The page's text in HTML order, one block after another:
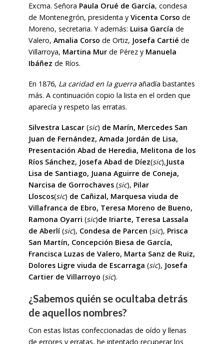
Excma. Señora Paula Orué de García, condesa
de Montenegrón, presidenta y Vicenta Corso de
Moreno, secretaria. Y además: Luisa García de
Valero, Amalia Corso de Ortiz, Josefa Cartié de
Villarroya, Martina Murde Pérez y Manuela
Ibáñez de Ríos.
En 1876, La caridad en la guerraañadía bastantes
más. A continuación copio la lista en el orden que
aparecía y respeto las erratas.
Silvestra Lascar(sic) de Marín, Mercedes San
Juan de Fernández, Amada Jordán de Lisa,
Presentación Abad de Heredia, Melitona de los
Ríos Sánchez, Josefa Abad de Díez(sic),Justa
Lisa de Santiago, Juana Aguirre de Coneja,
Narcisa de Gorrochaves(sic), Pilar
Lloscos(sic) de Cañizal, Marquesa viuda de
Villafranca de Ebro, Teresa Moreno de Bueno,
Ramona Oyarri (sic)de Iriarte, Teresa Lassala
de Aberlí(sic), Condesa de Parcen (sic), Prisca
San Martín, Concepción Biesa de García,
Francisca Luzas de Valero, Marta Sanz de Ruiz,
Dolores Ligre viuda de Escarraga (sic), Josefa
Cartier de Villarroyo (sic).
¿Sabemos quién se ocultaba detrás
de aquellos nombres?
Con estas listas confeccionadas de oído y llenas
de errores y erratas, he intentado recuperar los